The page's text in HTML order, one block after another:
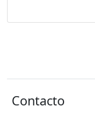
Contacto